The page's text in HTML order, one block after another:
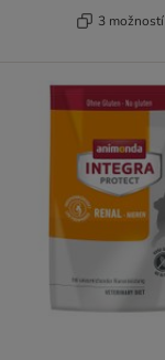
3 možností